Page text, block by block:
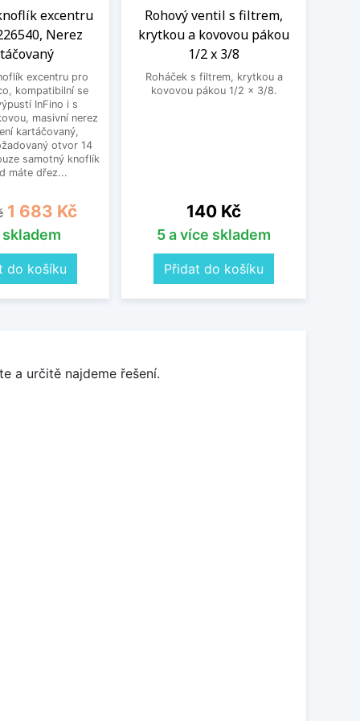
excentru
Nerez
excentru pro
kompatibilní se
InFino i s
masivní nerez
kartáčovaný,
otvor 14
samotný knoflík
máte dřez...
Cena
1 683 Kč
skladem
do košíku
Rohový ventil s filtrem,
krytkou a kovovou pákou
1/2 x 3/8
Roháček s filtrem, krytkou a
kovovou pákou 1/2 x 3/8.
Cena
140 Kč
5 a více skladem
Přidat do košíku
a určitě najdeme řešení.